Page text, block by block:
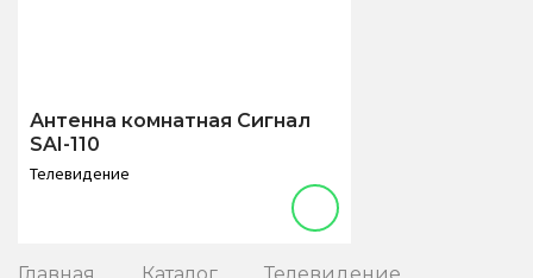
Антенна комнатная Сигнал
SAI-110
Телевидение